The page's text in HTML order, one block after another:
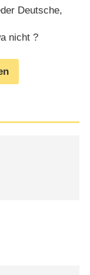
Deutsche,
nicht ?